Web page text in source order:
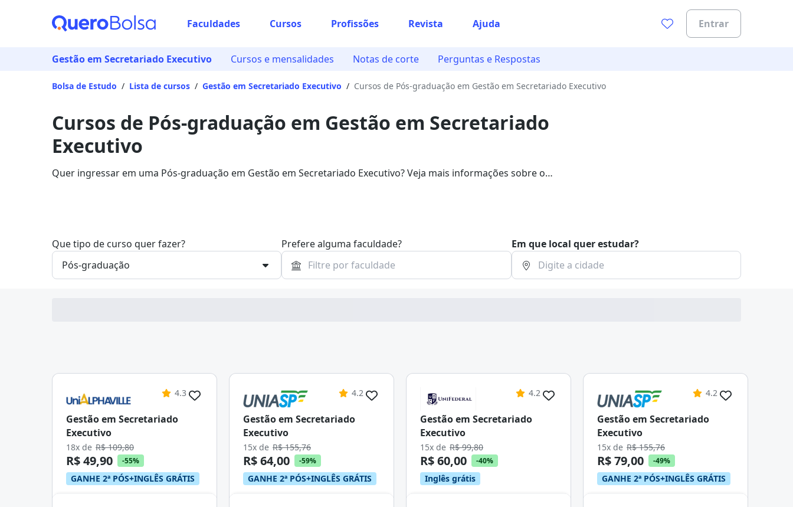
Faculdades Cursos Profissões Revista Ajuda Entrar
Gestão em Secretariado Executivo Cursos e mensalidades Notas de corte Perguntas e Respostas
Bolsa de Estudo / Lista de cursos / Gestão em Secretariado Executivo / Cursos de Pós-graduação em Gestão em Secretariado Executivo
Cursos de Pós-graduação em Gestão em Secretariado
Executivo
Quer ingressar em uma Pós-graduação em Gestão em Secretariado Executivo? Veja mais informações sobre o
Que tipo de curso quer fazer? Prefere alguma faculdade? Em que local quer estudar?
4.3
Gestão em Secretariado
Executivo
18x de R$ 109,80
R$ 49,90 -55%
GANHE 2ª PÓS+INGLÊS GRÁTIS
4.2
Gestão em Secretariado
Executivo
15x de R$ 155,76
R$ 64,00 -59%
GANHE 2ª PÓS+INGLÊS GRÁTIS
4.2
Gestão em Secretariado
Executivo
15x de R$ 99,80
R$ 60,00 -40%
Inglês grátis
4.2
Gestão em Secretariado
Executivo
15x de R$ 155,76
R$ 79,00 -49%
GANHE 2ª PÓS+INGLÊS GRÁTIS